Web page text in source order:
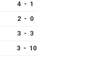
4 - 1
2 - 0
3 - 3
3 - 10